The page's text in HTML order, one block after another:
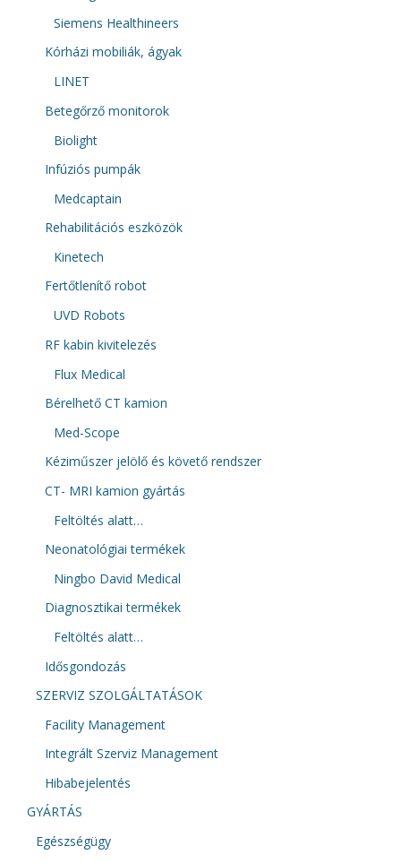
Siemens Healthineers
Kórházi mobiliák, ágyak
LINET
Betegőrző monitorok
Biolight
Infúziós pumpák
Medcaptain
Rehabilitációs eszközök
Kinetech
Fertőtlenítő robot
UVD Robots
RF kabin kivitelezés
Flux Medical
Bérelhető CT kamion
Med-Scope
Kéziműszer jelölő és követő rendszer
CT- MRI kamion gyártás
Feltöltés alatt…
Neonatológiai termékek
Ningbo David Medical
Diagnosztikai termékek
Feltöltés alatt…
Idősgondozás
SZERVIZ SZOLGÁLTATÁSOK
Facility Management
Integrált Szerviz Management
Hibabejelentés
GYÁRTÁS
Egészségügy